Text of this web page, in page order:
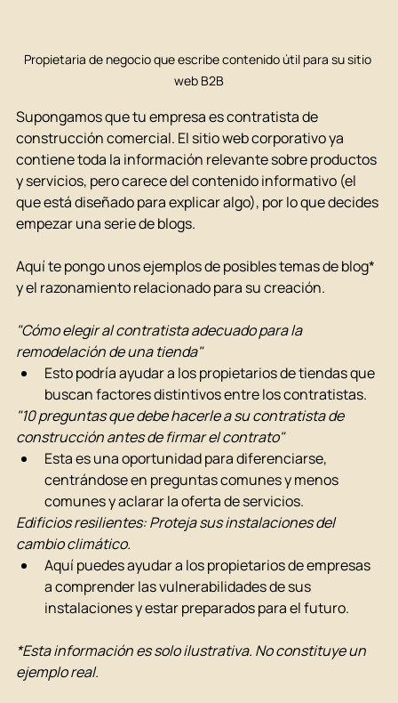
Propietaria de negocio que escribe contenido útil para su sitio
web B2B
Supongamos que tu empresa es contratista de
construcción comercial. El sitio web corporativo ya
contiene toda la información relevante sobre productos
y servicios, pero carece del contenido informativo (el
que está diseñado para explicar algo), por lo que decides
empezar una serie de blogs.
Aquí te pongo unos ejemplos de posibles temas de blog*
y el razonamiento relacionado para su creación.
"Cómo elegir al contratista adecuado para la
remodelación de una tienda"
Esto podría ayudar a los propietarios de tiendas que
buscan factores distintivos entre los contratistas.
"10 preguntas que debe hacerle a su contratista de
construcción antes de firmar el contrato"
Esta es una oportunidad para diferenciarse,
centrándose en preguntas comunes y menos
comunes y aclarar la oferta de servicios.
Edificios resilientes: Proteja sus instalaciones del
cambio climático.
Aquí puedes ayudar a los propietarios de empresas
a comprender las vulnerabilidades de sus
instalaciones y estar preparados para el futuro.
*Esta información es solo ilustrativa. No constituye un
ejemplo real.